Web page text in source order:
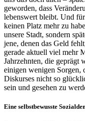
geworden, dass
lebenswert bleibt. Und
keinen Platz mehr zu
unsere Stadt, sondern
jene, denen das Geld
gerade aktuell viel mehr
Jahrzehnten, die geprägt
einigen wenigen Sorgen,
Diskurses nicht so
sein und gesehen zu
Eine selbstbewusste